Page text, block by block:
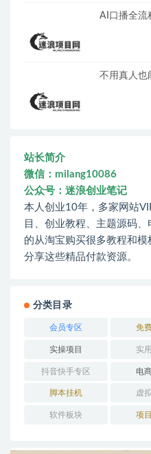
AI口播全流
不用真人也
站长简介
微信：milang10086
公众号：迷浪创业笔记
本人创业10年，多家网站
目、创业教程、主题源码
的从淘宝购买很多教程和
分享这些精品付款资源。
分类目录
会员专区 免
实操项目 实
抖音快手专区 电
脚本挂机 虚
软件板块 项